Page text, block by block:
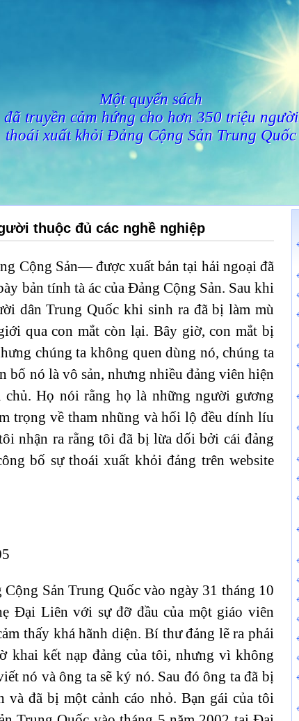
Một quyển sách
đã truyền cảm hứng cho hơn 350 triệu người
thoái xuất khỏi Đảng Cộng Sản Trung Quốc
thuộc đủ các nghề nghiệp
Cộng Sản— được xuất bản tại hải ngoại đã
bản tính tà ác của Đảng Cộng Sản. Sau khi
dân Trung Quốc khi sinh ra đã bị làm mù
qua con mắt còn lại. Bây giờ, con mắt bị
chúng ta không quen dùng nó, chúng ta
nó là vô sản, nhưng nhiều đảng viên hiện
Họ nói rằng họ là những người gương
trọng về tham nhũng và hối lộ đều dính líu
nhận ra rằng tôi đã bị lừa dối bởi cái đảng
bố sự thoái xuất khỏi đảng trên website
Sản Trung Quốc vào ngày 31 tháng 10
Đại Liên với sự đỡ đầu của một giáo viên
thấy khá hãnh diện. Bí thư đảng lẽ ra phải
khai kết nạp đảng của tôi, nhưng vì không
nó và ông ta sẽ ký nó. Sau đó ông ta đã bị
và đã bị một cảnh cáo nhỏ. Bạn gái của tôi